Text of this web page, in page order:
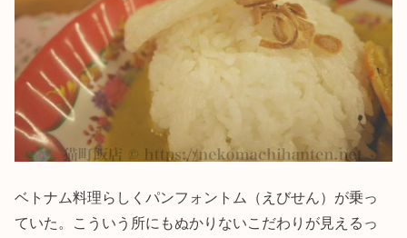
ベトナム料理らしくパンフォントム（えびせん）が乗っ
ていた。こういう所にもぬかりないこだわりが見えるっ